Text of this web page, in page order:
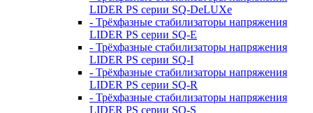
LIDER PS серии SQ-DeLUXe
- Трёхфазные стабилизаторы напряжения
LIDER PS серии SQ-E
- Трёхфазные стабилизаторы напряжения
LIDER PS серии SQ-I
- Трёхфазные стабилизаторы напряжения
LIDER PS серии SQ-R
- Трёхфазные стабилизаторы напряжения
LIDER PS серии SQ-S